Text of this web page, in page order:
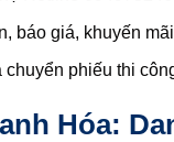
báo giá, khuyến
phiếu thi
Hóa: